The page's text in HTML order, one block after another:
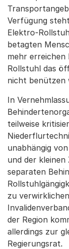
Verfügung
Elektro-
betagten
mehr erreichen
Rollstuhl das
nicht benützen
In
teilweise
unabhängig
und der
separaten
zu
der Region
allerdings zur
Regierungsrat.